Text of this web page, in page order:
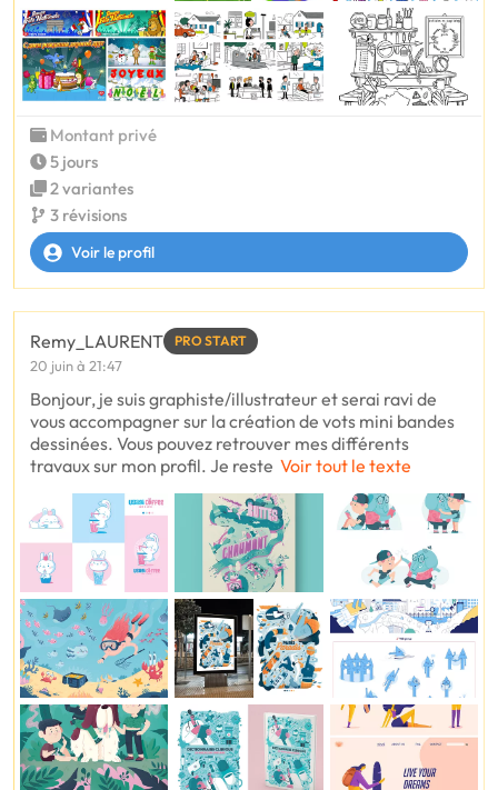
Montant privé
5 jours
2 variantes
3 révisions
Voir le profil
Remy_LAURENT PRO START
20 juin à 21:47
Bonjour, je suis graphiste/illustrateur et serai ravi de
vous accompagner sur la création de vots mini bandes
dessinées. Vous pouvez retrouver mes différents
travaux sur mon profil. Je reste Voir tout le texte